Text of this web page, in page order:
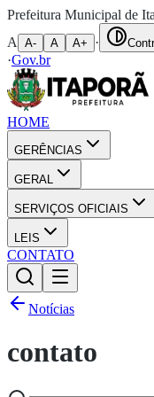
Prefeitura Municipal de
A
A- A A+ ·
·Gov.br
HOME
GERÊNCIAS
GERAL
SERVIÇOS OFICIAIS
LEIS
CONTATO
Notícias
contato